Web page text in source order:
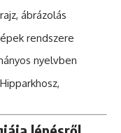
ábrázolás
rendszere
nyelvben